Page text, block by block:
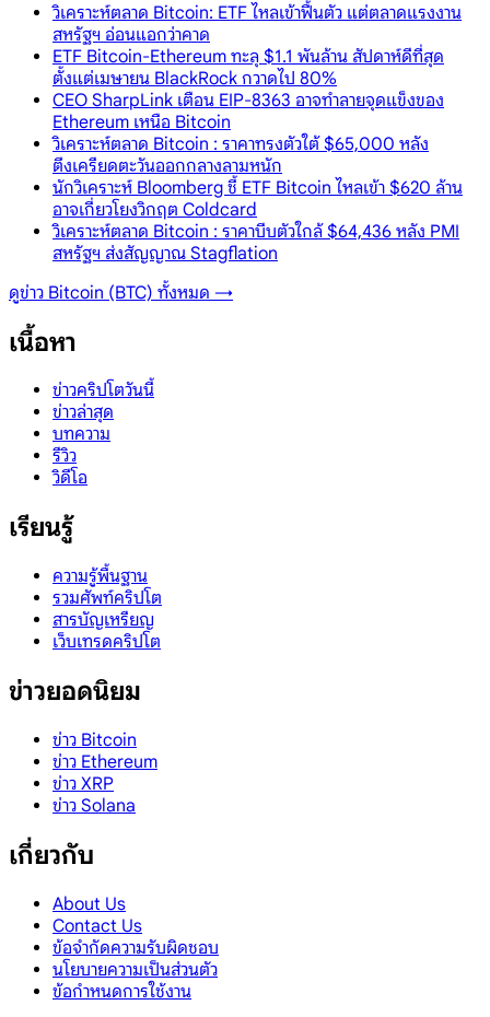
วิเคราะห์ตลาด Bitcoin: ETF ไหลเข้าฟื้นตัว แต่ตลาดแรงงาน
สหรัฐฯ อ่อนแอกว่าคาด
ETF Bitcoin-Ethereum ทะลุ $1.1 พันล้าน สัปดาห์ดีที่สุด
ตั้งแต่เมษายน BlackRock กวาดไป 80%
CEO SharpLink เตือน EIP-8363 อาจทำลายจุดแข็งของ
Ethereum เหนือ Bitcoin
วิเคราะห์ตลาด Bitcoin : ราคาทรงตัวใต้ $65,000 หลัง
ตึงเครียดตะวันออกกลางลามหนัก
นักวิเคราะห์ Bloomberg ชี้ ETF Bitcoin ไหลเข้า $620 ล้าน
อาจเกี่ยวโยงวิกฤต Coldcard
วิเคราะห์ตลาด Bitcoin : ราคาบีบตัวใกล้ $64,436 หลัง PMI
สหรัฐฯ ส่งสัญญาณ Stagflation
ดูข่าว Bitcoin (BTC) ทั้งหมด →
เนื้อหา
ข่าวคริปโตวันนี้
ข่าวล่าสุด
บทความ
รีวิว
วิดีโอ
เรียนรู้
ความรู้พื้นฐาน
รวมศัพท์คริปโต
สารบัญเหรียญ
เว็บเทรดคริปโต
ข่าวยอดนิยม
ข่าว Bitcoin
ข่าว Ethereum
ข่าว XRP
ข่าว Solana
เกี่ยวกับ
About Us
Contact Us
ข้อจำกัดความรับผิดชอบ
นโยบายความเป็นส่วนตัว
ข้อกำหนดการใช้งาน